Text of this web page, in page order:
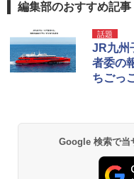
編集部のおすすめ記事
話題
JR九州
者委の
ちごっ
Google 検索で当